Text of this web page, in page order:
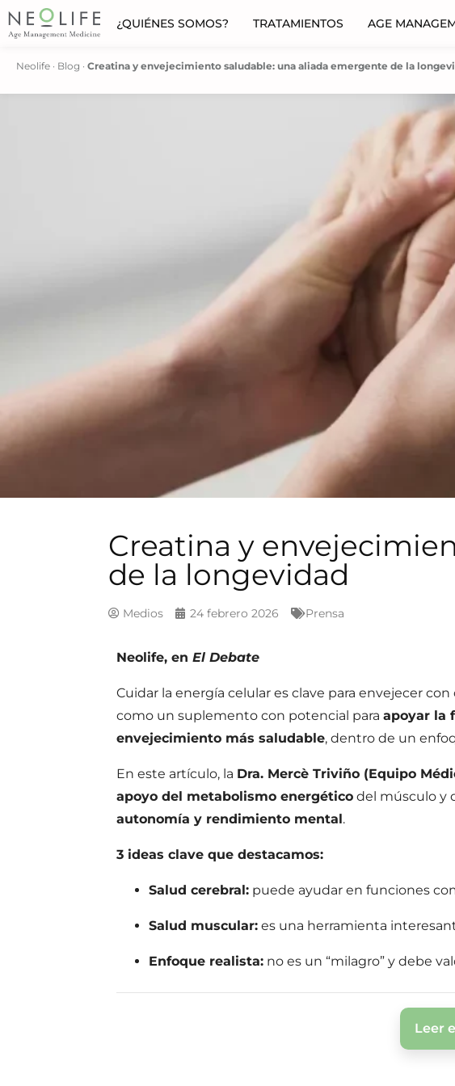
¿QUIÉNES SOMOS? TRATAMIENTOS AGE
Neolife · Blog · Creatina y envejecimiento saludable: una aliada emergente de la
Creatina y
de la longevidad
Medios 24 febrero 2026 Prensa
Neolife, enEl Debate
Cuidar la energía celular es clave para envejecer con
como un suplemento con potencial paraapoyar la
envejecimiento más saludable, dentro de un
En este artículo, la Dra. Mercè Triviño (Equipo
apoyo del metabolismo energético del músculo y
autonomía y rendimiento mental.
3 ideas clave que destacamos:
Salud cerebral: puede ayudar en funciones
Salud muscular: es una herramienta
Enfoque realista: no es un “milagro” y debe
Leer